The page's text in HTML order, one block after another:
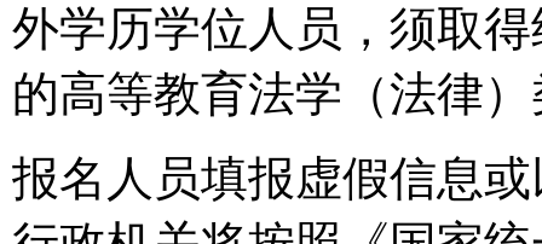
外学历学位人员，须取
的高等教育法学（法律
报名人员填报虚假信息